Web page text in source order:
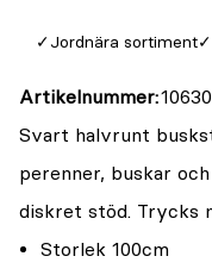
Jordnära sortiment
Artikelnummer
Svart halvrunt
perenner, buskar
diskret stöd. Trycks
Storlek 100cm